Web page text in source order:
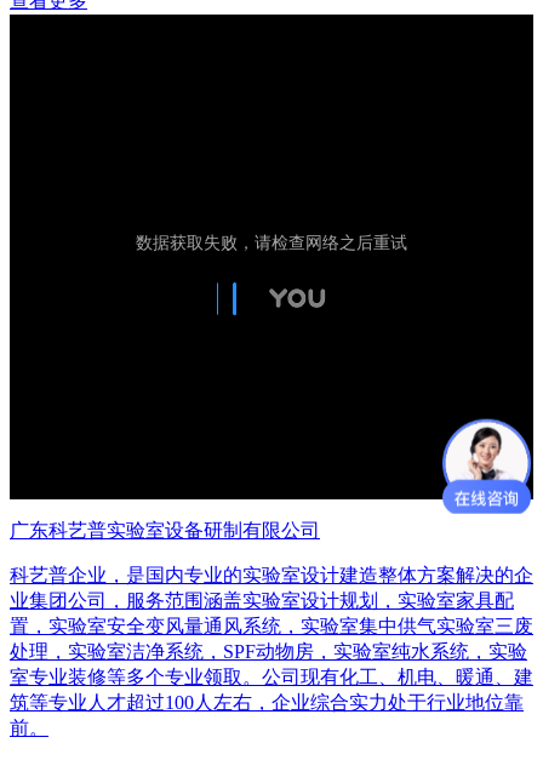
广东科艺普实验室设备研制有限公司
科艺普企业，是国内专业的实验室设计建造整体方案解决的企
业集团公司，服务范围涵盖实验室设计规划，实验室家具配
置，实验室安全变风量通风系统，实验室集中供气实验室三废
处理，实验室洁净系统，SPF动物房，实验室纯水系统，实验
室专业装修等多个专业领取。公司现有化工、机电、暖通、建
筑等专业人才超过100人左右，企业综合实力处于行业地位靠
前。